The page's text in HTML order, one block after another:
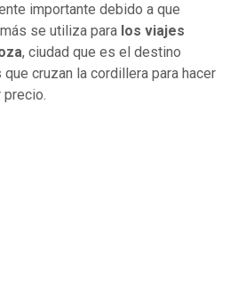
importante debido a que
se utiliza para los viajes
, ciudad que es el destino
cruzan la cordillera para hacer
precio.